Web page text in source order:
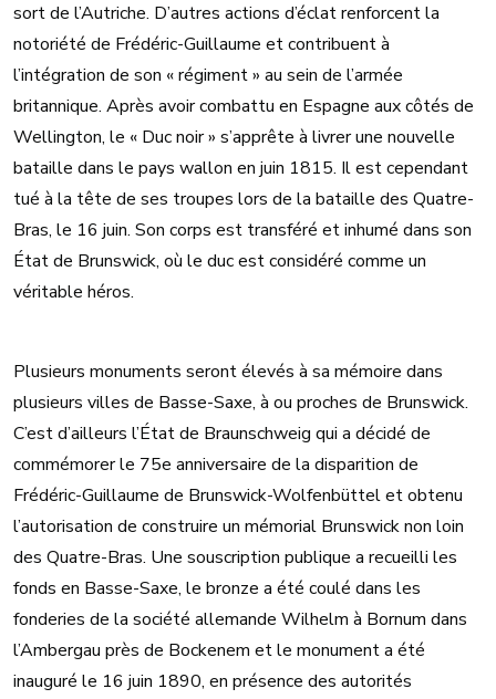
sort de l’Autriche. D’autres actions d’éclat renforcent la
notoriété de Frédéric-Guillaume et contribuent à
l’intégration de son « régiment » au sein de l’armée
britannique. Après avoir combattu en Espagne aux côtés de
Wellington, le « Duc noir » s’apprête à livrer une nouvelle
bataille dans le pays wallon en juin 1815. Il est cependant
tué à la tête de ses troupes lors de la bataille des Quatre-
Bras, le 16 juin. Son corps est transféré et inhumé dans son
État de Brunswick, où le duc est considéré comme un
véritable héros.
Plusieurs monuments seront élevés à sa mémoire dans
plusieurs villes de Basse-Saxe, à ou proches de Brunswick.
C’est d’ailleurs l’État de Braunschweig qui a décidé de
commémorer le 75e anniversaire de la disparition de
Frédéric-Guillaume de Brunswick-Wolfenbüttel et obtenu
l’autorisation de construire un mémorial Brunswick non loin
des Quatre-Bras. Une souscription publique a recueilli les
fonds en Basse-Saxe, le bronze a été coulé dans les
fonderies de la société allemande Wilhelm à Bornum dans
l’Ambergau près de Bockenem et le monument a été
inauguré le 16 juin 1890, en présence des autorités